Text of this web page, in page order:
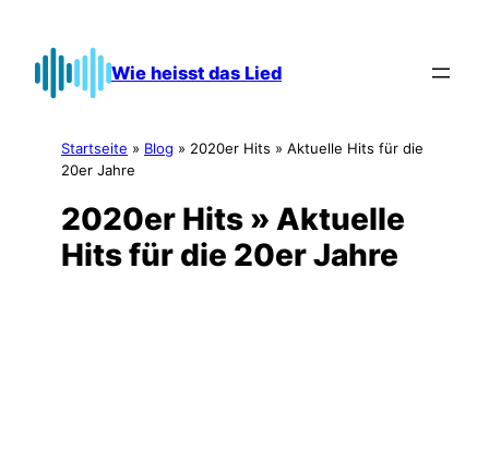
Inhalt
springen
Wie heisst das Lied
Startseite » Blog » 2020er Hits » Aktuelle Hits für die
20er Jahre
2020er Hits » Aktuelle
Hits für die 20er Jahre